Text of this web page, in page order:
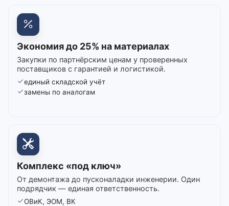
Экономия до 25% на материалах
Закупки по партнёрским ценам у проверенных
поставщиков с гарантией и логистикой.
единый складской учёт
замены по аналогам
Комплекс «под ключ»
От демонтажа до пусконаладки инженерии. Один
подрядчик — единая ответственность.
ОВиК, ЭОМ, ВК